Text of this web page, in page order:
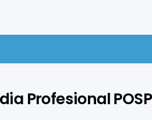
Profesional